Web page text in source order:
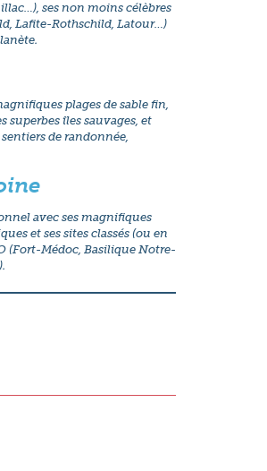
ses non moins célèbres
Lafite-Rothschild, Latour…)
plages de sable fin,
superbes îles sauvages, et
de randonnée,
avec ses magnifiques
et ses sites classés (ou en
(Fort-Médoc, Basilique Notre-